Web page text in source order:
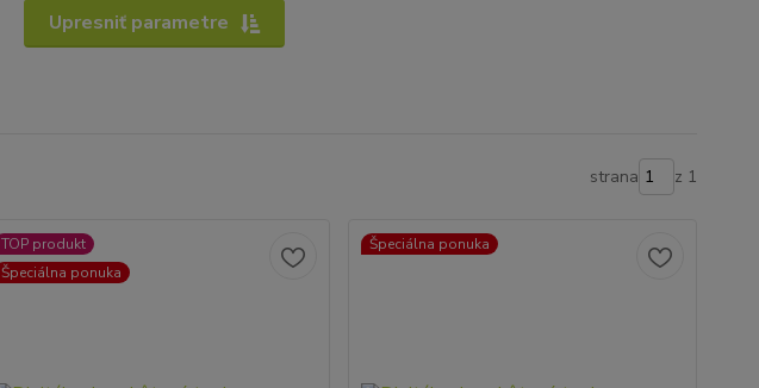
Upresniť parametre
strana z 1
TOP produkt
Špeciálna ponuka
Špeciálna ponuka